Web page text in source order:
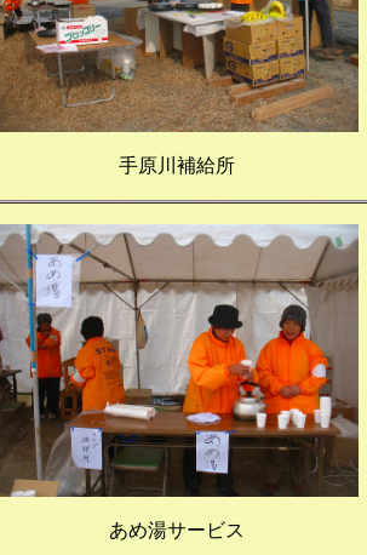
手原川補給所
あめ湯サービス